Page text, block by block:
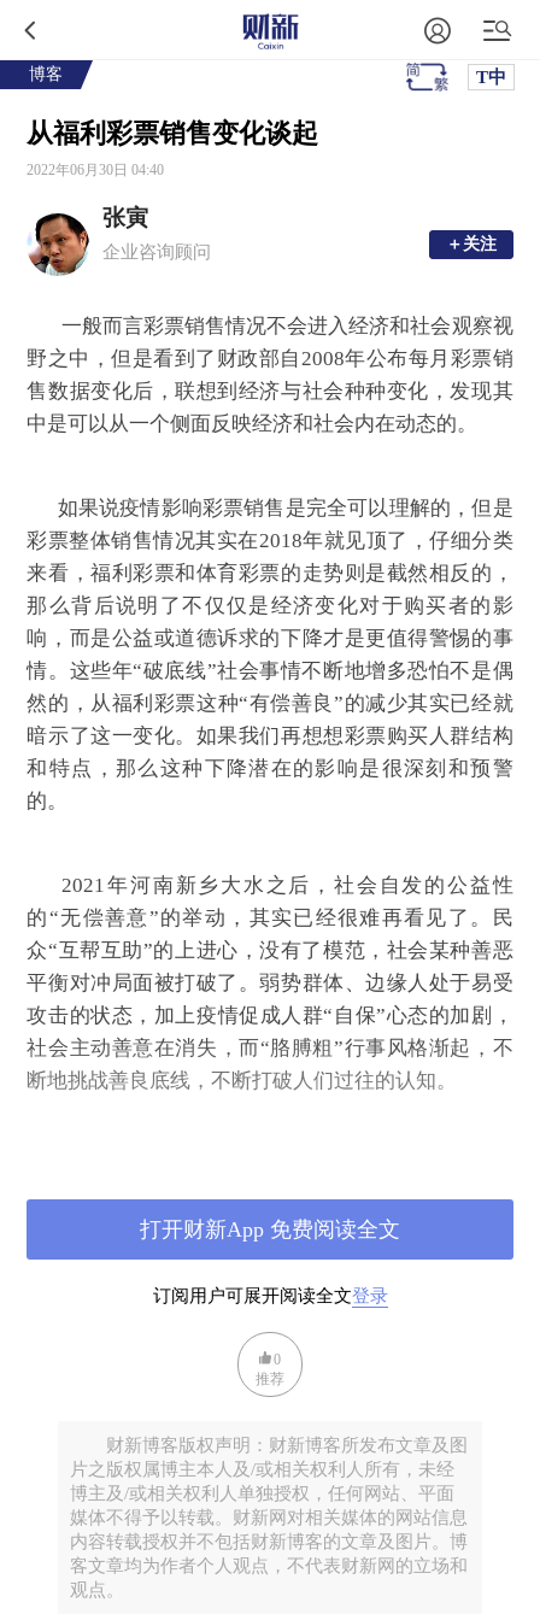
博客 T中
从福利彩票销售变化谈起
2022年06月30日 04:40
张寅
企业咨询顾问 ＋关注
＋关注
一般而言彩票销售情况不会进入经济和社会观察视
野之中，但是看到了财政部自2008年公布每月彩票销
售数据变化后，联想到经济与社会种种变化，发现其
中是可以从一个侧面反映经济和社会内在动态的。
如果说疫情影响彩票销售是完全可以理解的，但是
彩票整体销售情况其实在2018年就见顶了，仔细分类
来看，福利彩票和体育彩票的走势则是截然相反的，
那么背后说明了不仅仅是经济变化对于购买者的影
响，而是公益或道德诉求的下降才是更值得警惕的事
情。这些年“破底线”社会事情不断地增多恐怕不是偶
然的，从福利彩票这种“有偿善良”的减少其实已经就
暗示了这一变化。如果我们再想想彩票购买人群结构
和特点，那么这种下降潜在的影响是很深刻和预警
的。
2021年河南新乡大水之后，社会自发的公益性
的“无偿善意”的举动，其实已经很难再看见了。民
众“互帮互助”的上进心，没有了模范，社会某种善恶
平衡对冲局面被打破了。弱势群体、边缘人处于易受
攻击的状态，加上疫情促成人群“自保”心态的加剧，
社会主动善意在消失，而“胳膊粗”行事风格渐起，不
断地挑战善良底线，不断打破人们过往的认知。
心的恢复，减少道德沦丧事件冲击，那么恢复民间公
益组织活动，让社会有可信服的好榜样可学习，就变
得又现实又紧迫了。
中国历年彩票
（含分类）销售变化情况
（以下图
订阅用户可展开阅读全文登录
打开财新App 免费阅读全文
0
推荐
财新博客版权声明：财新博客所发布文章及图
片之版权属博主本人及/或相关权利人所有，未经
博主及/或相关权利人单独授权，任何网站、平面
媒体不得予以转载。财新网对相关媒体的网站信息
内容转载授权并不包括财新博客的文章及图片。博
客文章均为作者个人观点，不代表财新网的立场和
观点。